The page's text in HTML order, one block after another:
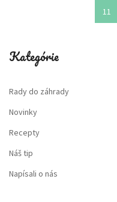
11
Kategórie
Rady do záhrady
Novinky
Recepty
Náš tip
Napísali o nás